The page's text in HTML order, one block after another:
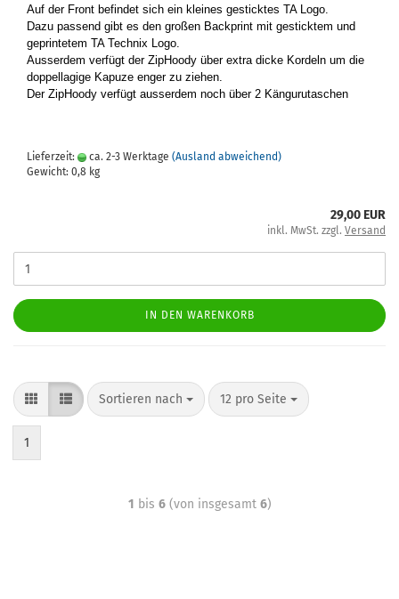
Auf der Front be­fin­det sich ein klei­nes ge­stick­tes TA Logo.
Dazu pas­send gibt es den gro­ßen Back­print mit ge­stick­tem und
ge­prin­te­tem TA Tech­nix Logo.
Aus­ser­dem ver­fügt der Zi­pHoo­dy über extra dicke Kor­deln um die
dop­pel­la­gi­ge Ka­pu­ze enger zu zie­hen.
Der Zi­pHoo­dy ver­fügt aus­ser­dem noch über 2 Kän­gu­ru­taschen
Lieferzeit: ca. 2-3 Werktage (Ausland abweichend)
Gewicht: 0,8 kg
29,00 EUR
inkl. MwSt. zzgl. Versand
IN DEN WARENKORB
Sortieren nach 12 pro Seite
1
1 bis 6(von insgesamt 6)